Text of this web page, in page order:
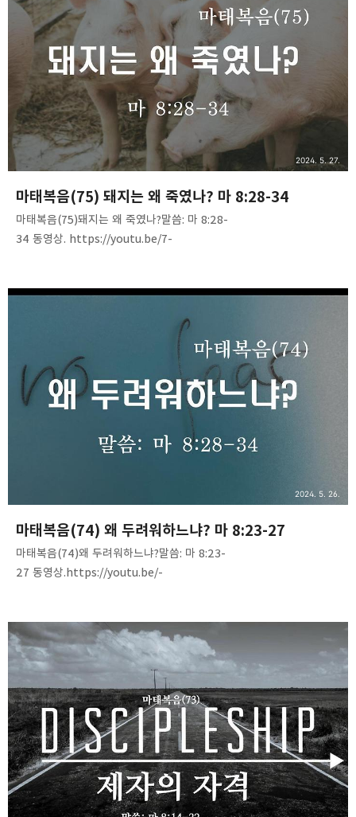
마태복음(75) 돼지는 왜 죽였나? 마 8:28-34
2024. 5. 27.
마태복음(75)돼지는 왜 죽였나?말씀: 마 8:28-
34 동영상. https://youtu.be/7-
마태복음(74) 왜 두려워하느냐? 마 8:23-27
2024. 5. 26.
마태복음(74)왜 두려워하느냐?말씀: 마 8:23-
27 동영상.https://youtu.be/-